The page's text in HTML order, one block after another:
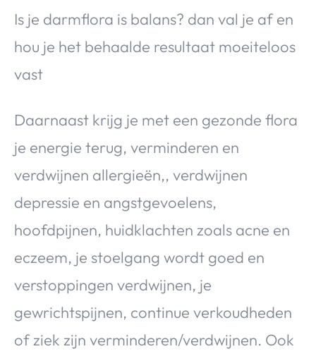
Is je darmflora is balans? dan val je af en
hou je het behaalde resultaat moeiteloos
vast
Daarnaast krijg je met een gezonde flora
je energie terug, verminderen en
verdwijnen allergieën,, verdwijnen
depressie en angstgevoelens,
hoofdpijnen, huidklachten zoals acne en
eczeem, je stoelgang wordt goed en
verstoppingen verdwijnen, je
gewrichtspijnen, continue verkoudheden
of ziek zijn verminderen/verdwijnen. Ook